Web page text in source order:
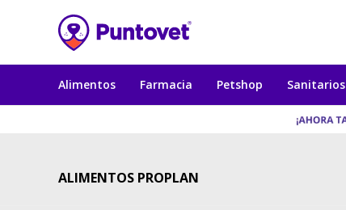
Alimentos Farmacia Petshop Sanitarios
ALIMENTOS PROPLAN